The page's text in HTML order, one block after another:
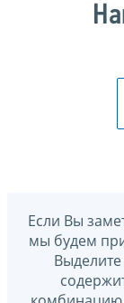
Если Вы
мы будем